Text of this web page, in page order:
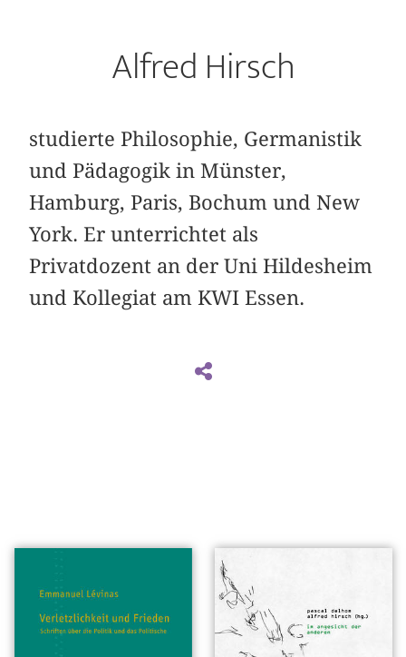
Alfred Hirsch
studierte Philosophie, Germanistik
und Pädagogik in Münster,
Hamburg, Paris, Bochum und New
York. Er unterrichtet als
Privatdozent an der Uni Hildesheim
und Kollegiat am KWI Essen.